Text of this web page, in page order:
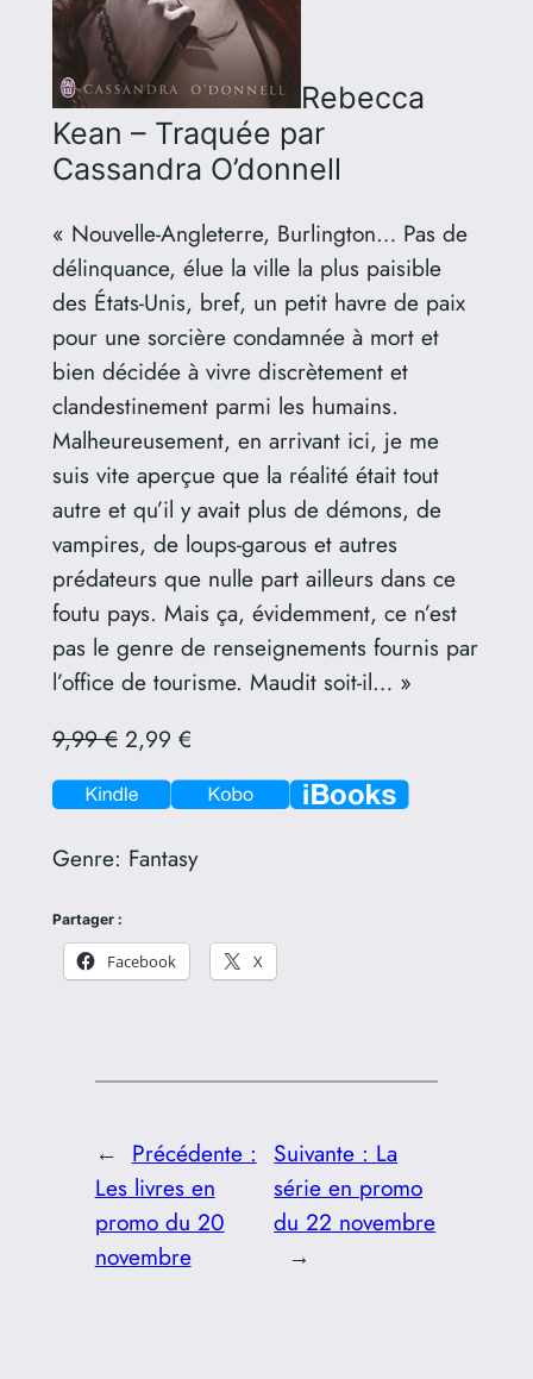
Rebecca
Kean – Traquée par
Cassandra O’donnell
« Nouvelle-Angleterre, Burlington… Pas de
délinquance, élue la ville la plus paisible
des États-Unis, bref, un petit havre de paix
pour une sorcière condamnée à mort et
bien décidée à vivre discrètement et
clandestinement parmi les humains.
Malheureusement, en arrivant ici, je me
suis vite aperçue que la réalité était tout
autre et qu’il y avait plus de démons, de
vampires, de loups-garous et autres
prédateurs que nulle part ailleurs dans ce
foutu pays. Mais ça, évidemment, ce n’est
pas le genre de renseignements fournis par
l’office de tourisme. Maudit soit-il… »
9,99 €2,99 €
Genre: Fantasy
Partager :
Facebook X
← Précédente :
Les livres en
promo du 20
novembre
Suivante : La
série en promo
du 22 novembre
→